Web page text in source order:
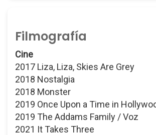
Filmografía
Cine
2017 Liza, Liza, Skies Are Grey
2018 Nostalgia
2018 Monster
2019 Once Upon a Time in
2019 The Addams Family / Voz
2021 It Takes Three